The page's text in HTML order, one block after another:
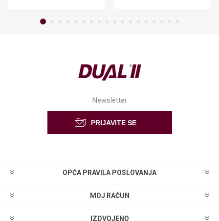
Newsletter
OPĆA PRAVILA POSLOVANJA
MOJ RAČUN
IZDVOJENO